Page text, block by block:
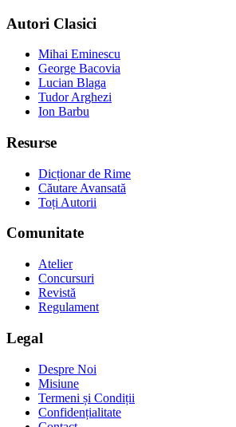
Autori Clasici
Mihai Eminescu
George Bacovia
Lucian Blaga
Tudor Arghezi
Ion Barbu
Resurse
Dicționar de Rime
Căutare Avansată
Toți Autorii
Comunitate
Atelier
Concursuri
Revistă
Regulament
Legal
Despre Noi
Misiune
Termeni și Condiții
Confidențialitate